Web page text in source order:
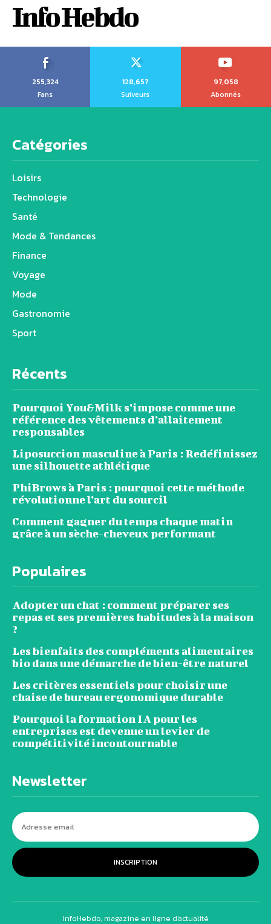
Info Hebdo
255,324
Fans
128,657
Suiveurs
97,058
Abonnés
Catégories
Loisirs
Technologie
Santé
Mode & Tendances
Finance
Voyage
Mode
Gastronomie
Sport
Récents
Pourquoi You&Milk s’impose comme une
référence des vêtements d’allaitement
responsables
Liposuccion masculine à Paris : Redéfinissez
une silhouette athlétique
PhiBrows à Paris : pourquoi cette méthode
révolutionne l’art du sourcil
Comment gagner du temps chaque matin
grâce à un sèche-cheveux performant
Populaires
Adopter un chat : comment préparer ses
repas et ses premières habitudes à la maison
?
Les bienfaits des compléments alimentaires
bio dans une démarche de bien-être naturel
Les critères essentiels pour choisir une
chaise de bureau ergonomique durable
Pourquoi la formation IA pour les
entreprises est devenue un levier de
compétitivité incontournable
Newsletter
INSCRIPTION
InfoHebdo, magazine en ligne d'actualité